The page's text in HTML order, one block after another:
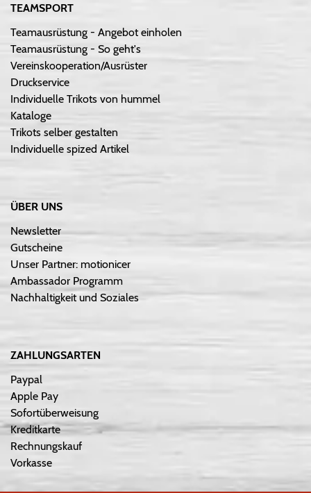
TEAMSPORT
Teamausrüstung - Angebot einholen
Teamausrüstung - So geht's
Vereinskooperation/Ausrüster
Druckservice
Individuelle Trikots von hummel
Kataloge
Trikots selber gestalten
Individuelle spized Artikel
ÜBER UNS
Newsletter
Gutscheine
Unser Partner: motionicer
Ambassador Programm
Nachhaltigkeit und Soziales
ZAHLUNGSARTEN
Paypal
Apple Pay
Sofortüberweisung
Kreditkarte
Rechnungskauf
Vorkasse